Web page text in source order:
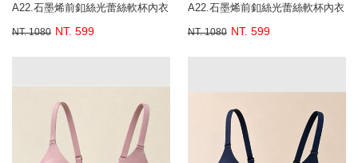
A22.石墨烯前釦絲光蕾絲軟杯內衣
NT. 1080 NT. 599
A22.石墨烯前釦絲光蕾絲軟杯內衣
NT. 1080 NT. 599